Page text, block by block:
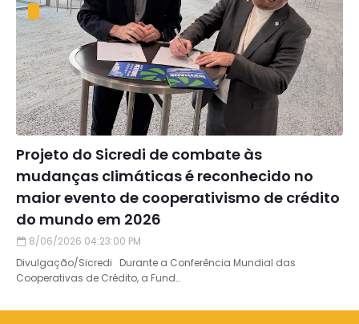
Projeto do Sicredi de combate às
mudanças climáticas é reconhecido no
maior evento de cooperativismo de crédito
do mundo em 2026
8/06/2026 04:23:00 PM
Divulgação/Sicredi Durante a Conferência Mundial das
Cooperativas de Crédito, a Fund…